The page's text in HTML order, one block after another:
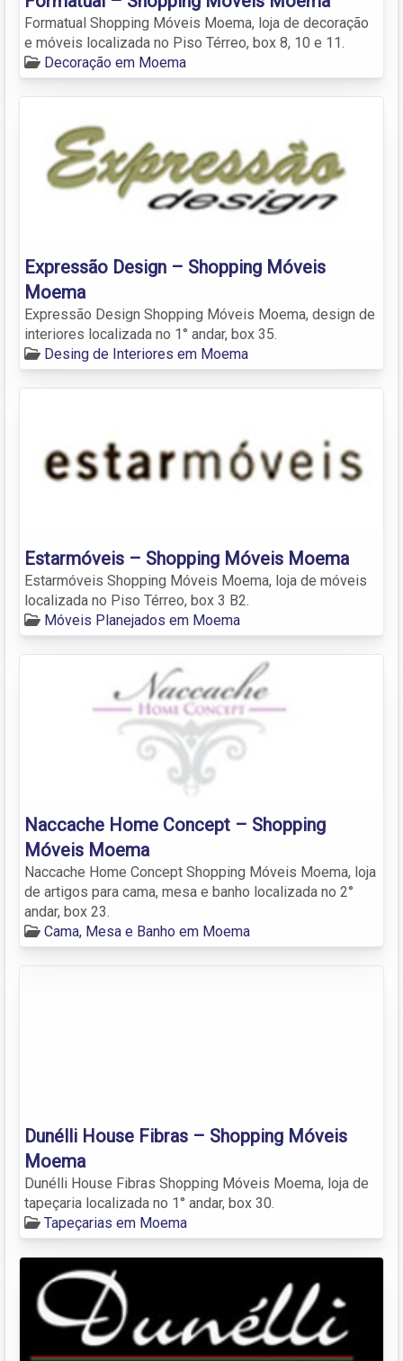
Formatual Shopping Móveis Moema, loja de decoração
e móveis localizada no Piso Térreo, box 8, 10 e 11.
Decoração em Moema
Expressão Design – Shopping Móveis
Moema
Expressão Design Shopping Móveis Moema, design de
interiores localizada no 1° andar, box 35.
Desing de Interiores em Moema
Estarmóveis – Shopping Móveis Moema
Estarmóveis Shopping Móveis Moema, loja de móveis
localizada no Piso Térreo, box 3 B2.
Móveis Planejados em Moema
Naccache Home Concept – Shopping
Móveis Moema
Naccache Home Concept Shopping Móveis Moema, loja
de artigos para cama, mesa e banho localizada no 2°
andar, box 23.
Cama, Mesa e Banho em Moema
Dunélli House Fibras – Shopping Móveis
Moema
Dunélli House Fibras Shopping Móveis Moema, loja de
tapeçaria localizada no 1° andar, box 30.
Tapeçarias em Moema